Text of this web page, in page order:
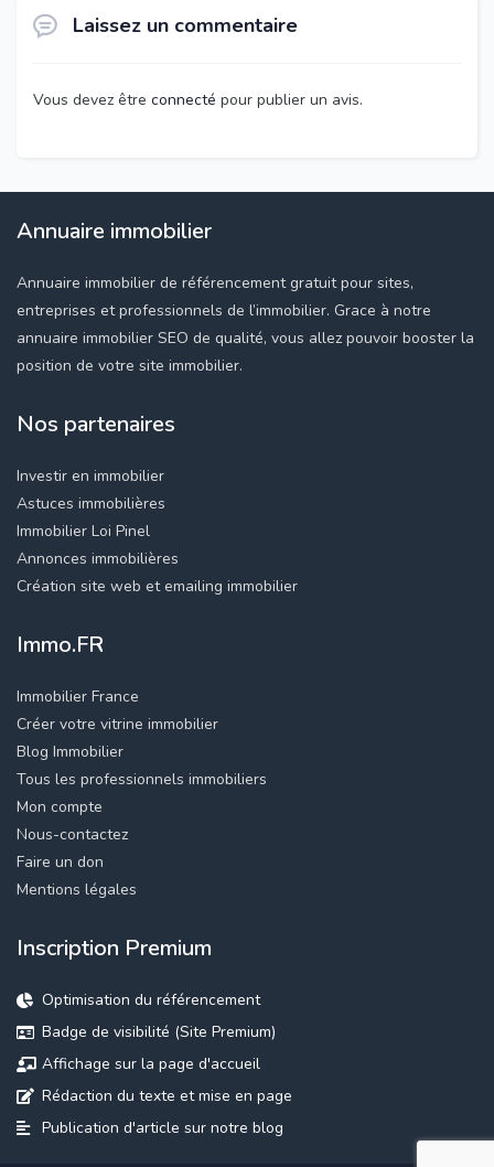
Laissez un commentaire
Vous devez être connecté pour publier un avis.
Annuaire immobilier
Annuaire immobilier de référencement gratuit pour sites,
entreprises et professionnels de l’immobilier. Grace à notre
annuaire immobilier SEO de qualité, vous allez pouvoir booster la
position de votre site immobilier.
Nos partenaires
Investir en immobilier
Astuces immobilières
Immobilier Loi Pinel
Annonces immobilières
Création site web et emailing immobilier
Immo.FR
Immobilier France
Créer votre vitrine immobilier
Blog Immobilier
Tous les professionnels immobiliers
Mon compte
Nous-contactez
Faire un don
Mentions légales
Inscription Premium
Optimisation du référencement
Badge de visibilité (Site Premium)
Affichage sur la page d'accueil
Rédaction du texte et mise en page
Publication d'article sur notre blog